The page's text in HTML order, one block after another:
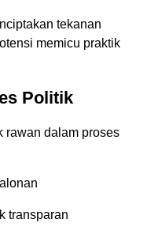
tekanan
memicu praktik
Politik
rawan dalam proses
transparan